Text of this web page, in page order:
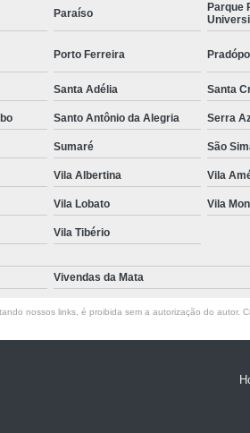
Paraíso
Parque
Porto Ferreira
Santa Adélia Santa
Santo Antônio da Alegria Serra
Sumaré São
Vila Albertina Vila
Vila Lobato Vila
Vila Tibério
Vivendas da Mata
nossos links, é proibida sem a autorização do autor.